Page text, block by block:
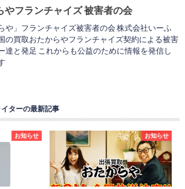
やフランチャイズ 被害者の会
や」フランチャイズ被害者の会 株式会社いーふ
の買取おたからやフランチャイズ契約による被害
達と発足 これからも公益のために情報を発信し
ターの最新記事
お知らせ お知らせ